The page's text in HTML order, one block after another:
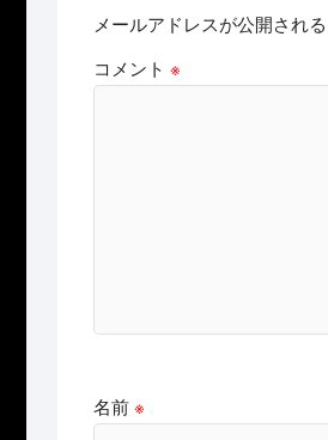
メールアドレスが公開され
コメント ※
名前 ※